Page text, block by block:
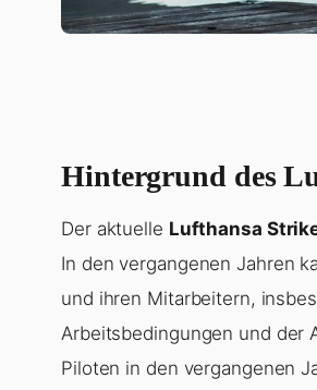
Hintergrund des
Der aktuelle Lufthansa
In den vergangenen Jahren
und ihren Mitarbeitern,
Arbeitsbedingungen und der
Piloten in den vergangenen